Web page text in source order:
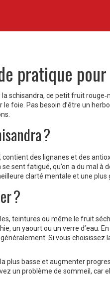
pratique
schisandra, ce petit fruit
foie. Pas besoin d’être un
?
, contient des lignanes et des
sent fatigué, qu’on a du mal
clarté mentale et une plus
?
teintures ou même le fruit
un yaourt ou un verre d’eau.
Si vous choisissez
plus basse et augmenter
un problème de sommeil, car